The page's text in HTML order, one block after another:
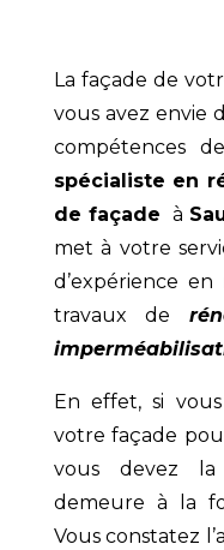
La façade de
vous avez envie
compétences
spécialiste en
de façade à
met à votre
d’expérience
travaux de
En effet, si
votre façade
vous devez la
demeure à la
Vous constatez